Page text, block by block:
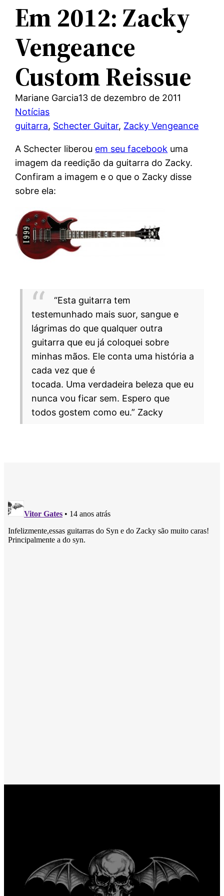
Em 2012: Zacky
Vengeance
Custom Reissue
Mariane Garcia13 de dezembro de 2011
Notícias
guitarra, Schecter Guitar, Zacky Vengeance
A Schecter liberou em seu facebook uma
imagem da reedição da guitarra do Zacky.
Confiram a imagem e o que o Zacky disse
sobre ela:
“Esta guitarra tem
testemunhado mais suor, sangue e
lágrimas do que qualquer outra
guitarra que eu já coloquei sobre
minhas mãos. Ele conta uma história a
cada vez que é
tocada. Uma verdadeira beleza que eu
nunca vou ficar sem. Espero que
todos gostem como eu.” Zacky